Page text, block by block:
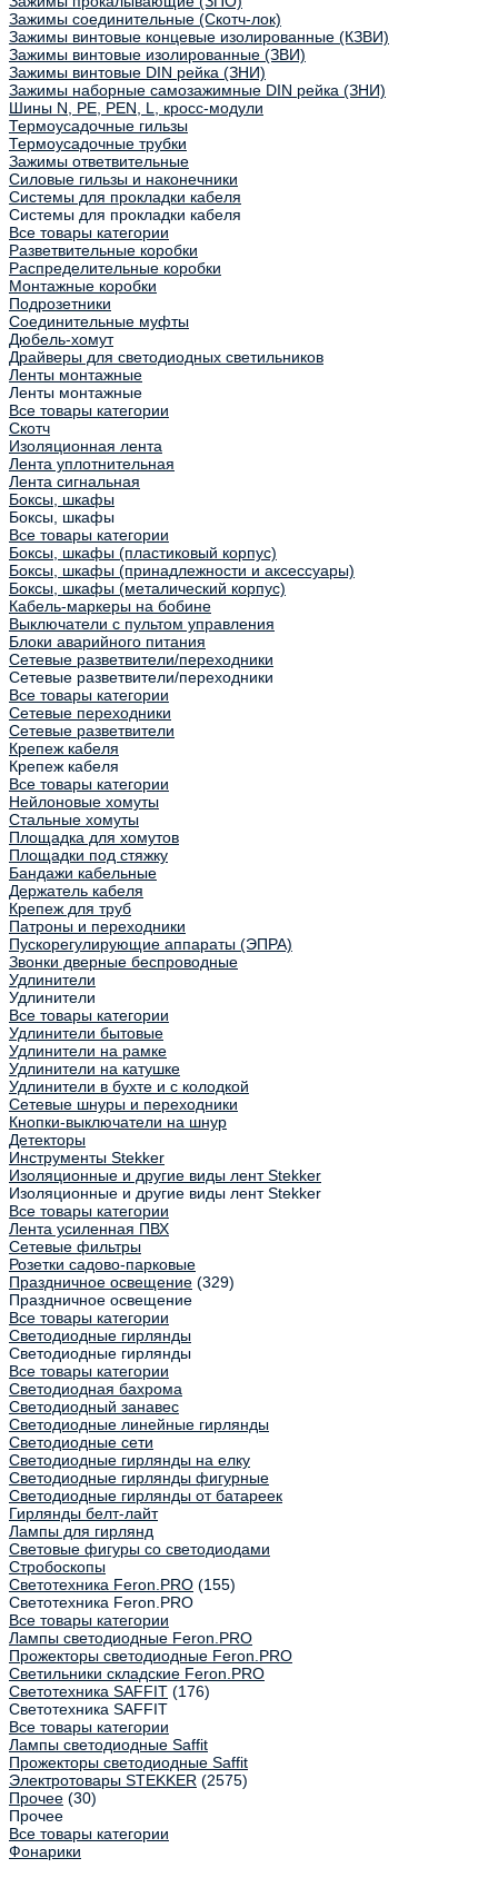
Зажимы соединительные (Скотч-лок)
Зажимы винтовые концевые изолированные (КЗВИ)
Зажимы винтовые изолированные (ЗВИ)
Зажимы винтовые DIN рейка (ЗНИ)
Зажимы наборные самозажимные DIN рейка (ЗНИ)
Шины N, PE, PEN, L, кросс-модули
Термоусадочные гильзы
Термоусадочные трубки
Зажимы ответвительные
Силовые гильзы и наконечники
Системы для прокладки кабеля
Системы для прокладки кабеля
Все товары категории
Разветвительные коробки
Распределительные коробки
Монтажные коробки
Подрозетники
Соединительные муфты
Дюбель-хомут
Драйверы для светодиодных светильников
Ленты монтажные
Ленты монтажные
Все товары категории
Скотч
Изоляционная лента
Лента уплотнительная
Лента сигнальная
Боксы, шкафы
Боксы, шкафы
Все товары категории
Боксы, шкафы (пластиковый корпус)
Боксы, шкафы (принадлежности и аксессуары)
Боксы, шкафы (металический корпус)
Кабель-маркеры на бобине
Выключатели с пультом управления
Блоки аварийного питания
Сетевые разветвители/переходники
Сетевые разветвители/переходники
Все товары категории
Сетевые переходники
Сетевые разветвители
Крепеж кабеля
Крепеж кабеля
Все товары категории
Нейлоновые хомуты
Стальные хомуты
Площадка для хомутов
Площадки под стяжку
Бандажи кабельные
Держатель кабеля
Крепеж для труб
Патроны и переходники
Пускорегулирующие аппараты (ЭПРА)
Звонки дверные беспроводные
Удлинители
Удлинители
Все товары категории
Удлинители бытовые
Удлинители на рамке
Удлинители на катушке
Удлинители в бухте и с колодкой
Сетевые шнуры и переходники
Кнопки-выключатели на шнур
Детекторы
Инструменты Stekker
Изоляционные и другие виды лент Stekker
Изоляционные и другие виды лент Stekker
Все товары категории
Лента усиленная ПВХ
Сетевые фильтры
Розетки садово-парковые
Праздничное освещение (329)
Праздничное освещение
Все товары категории
Светодиодные гирлянды
Светодиодные гирлянды
Все товары категории
Светодиодная бахрома
Светодиодный занавес
Светодиодные линейные гирлянды
Светодиодные сети
Светодиодные гирлянды на елку
Светодиодные гирлянды фигурные
Светодиодные гирлянды от батареек
Гирлянды белт-лайт
Лампы для гирлянд
Световые фигуры со светодиодами
Стробоскопы
Светотехника Feron.PRO (155)
Светотехника Feron.PRO
Все товары категории
Лампы светодиодные Feron.PRO
Прожекторы светодиодные Feron.PRO
Светильники складские Feron.PRO
Светотехника SAFFIT (176)
Светотехника SAFFIT
Все товары категории
Лампы светодиодные Saffit
Прожекторы светодиодные Saffit
Электротовары STEKKER (2575)
Прочее (30)
Прочее
Все товары категории
Фонарики